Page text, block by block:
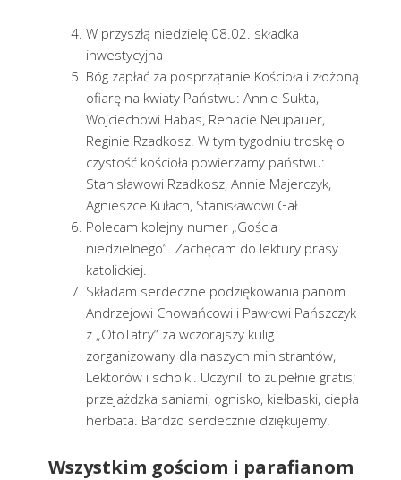
W przyszłą niedzielę 08.02. składka
inwestycyjna
Bóg zapłać za posprzątanie Kościoła i złożoną
ofiarę na kwiaty Państwu: Annie Sukta,
Wojciechowi Habas, Renacie Neupauer,
Reginie Rzadkosz. W tym tygodniu troskę o
czystość kościoła powierzamy państwu:
Stanisławowi Rzadkosz, Annie Majerczyk,
Agnieszce Kułach, Stanisławowi Gał.
Polecam kolejny numer „Gościa
niedzielnego”. Zachęcam do lektury prasy
katolickiej.
Składam serdeczne podziękowania panom
Andrzejowi Chowańcowi i Pawłowi Pańszczyk
z „OtoTatry” za wczorajszy kulig
zorganizowany dla naszych ministrantów,
Lektorów i scholki. Uczynili to zupełnie gratis;
przejażdżka saniami, ognisko, kiełbaski, ciepła
herbata. Bardzo serdecznie dziękujemy.
Wszystkim gościom i parafianom